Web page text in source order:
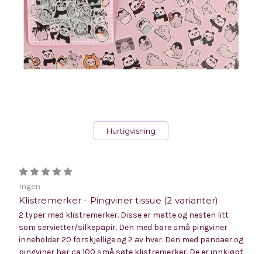
Hurtigvisning
Ingen
Klistremerker - Pingviner tissue (2 varianter)
2 typer med klistremerker. Disse er matte og nesten litt
som servietter/silkepapir. Den med bare små pingviner
inneholder 20 forskjellige og 2 av hver. Den med pandaer og
pingviner har ca 100 små søte klistremerker. De er innkjøpt